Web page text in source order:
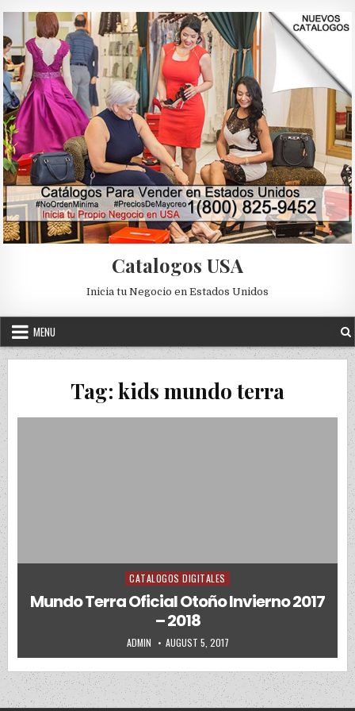
Catalogos USA
Inicia tu Negocio en Estados Unidos
MENU
Tag: kids mundo terra
Posted in
CATALOGOS DIGITALES
Mundo Terra Oficial Otoño Invierno 2017
– 2018
AUTHOR:
ADMIN PUBLISHED DATE:
AUGUST 5, 2017